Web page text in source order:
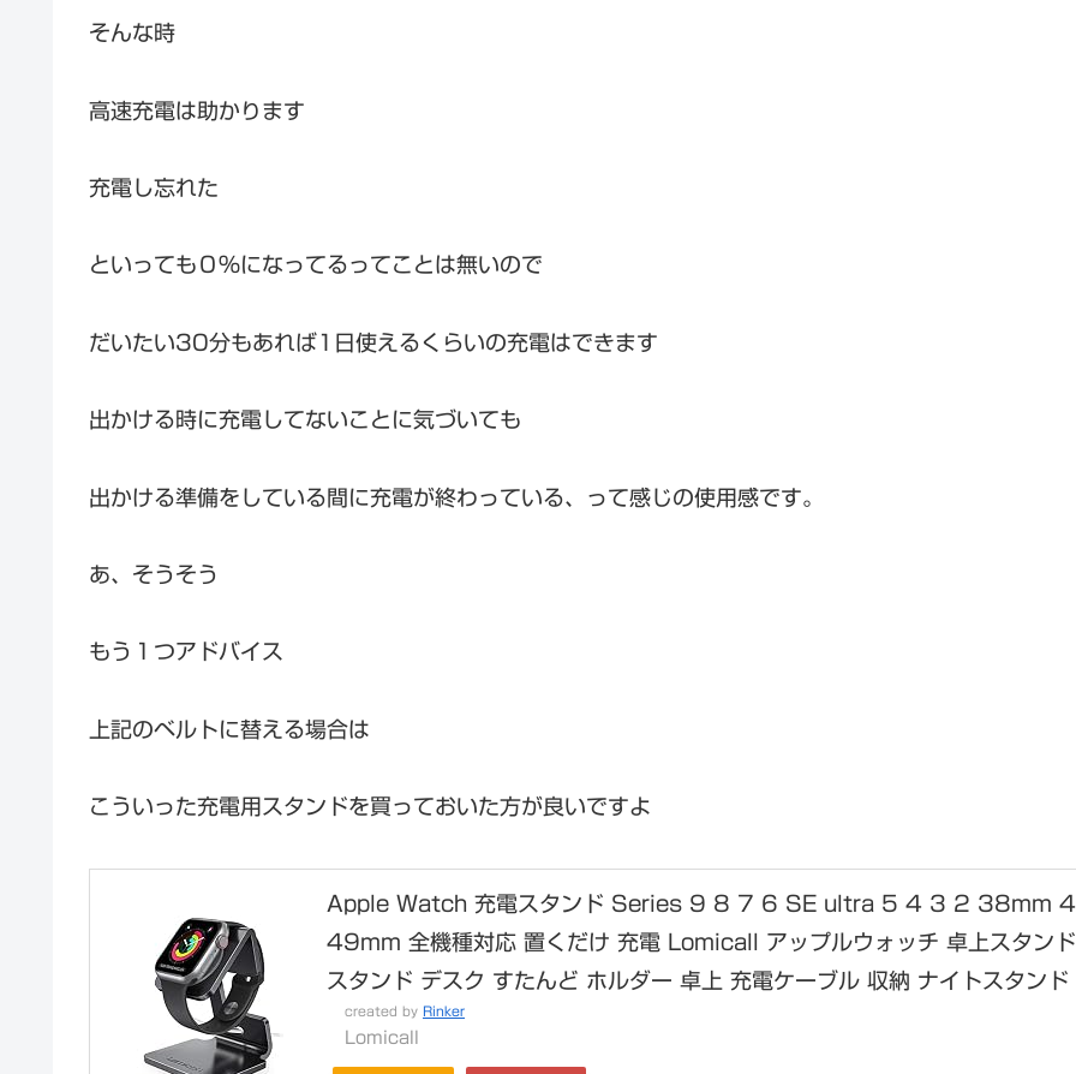
そんな時
高速充電は助かります
充電し忘れた
といっても０％になってるってことは無いので
だいたい30分もあれば1日使えるくらいの充電はできます
出かける時に充電してないことに気づいても
出かける準備をしている間に充電が終わっている、って感じの使用感です。
あ、そうそう
もう１つアドバイス
上記のベルトに替える場合は
こういった充電用スタンドを買っておいた方が良いですよ
Apple Watch 充電スタンド Series 9 8 7 6 SE ultra 5 4 3 2
49mm 全機種対応 置くだけ 充電 Lomicall アップルウォッチ 卓上スタン
スタンド デスク すたんど ホルダー 卓上 充電ケーブル 収納 ナイトスタン
created by Rinker
Lomicall